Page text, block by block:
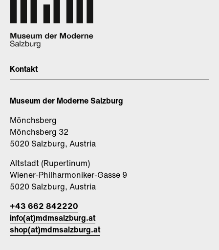
Kontakt
Museum der Moderne Salzburg
Mönchsberg
Mönchsberg 32
5020 Salzburg, Austria
Altstadt (Rupertinum)
Wiener-Philharmoniker-Gasse 9
5020 Salzburg, Austria
+43 662 842220
info(at)mdmsalzburg.at
shop(at)mdmsalzburg.at